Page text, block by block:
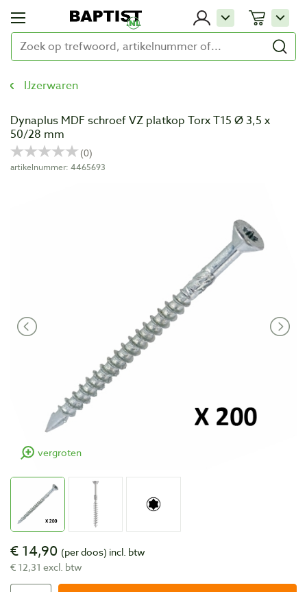
IJzerwaren
Dynaplus MDF schroef VZ platkop Torx T15 Ø 3,5 x
50/28 mm
artikelnummer: 4465693
vergroten
€ 14,90 (per doos) incl. btw
€ 12,31 excl. btw